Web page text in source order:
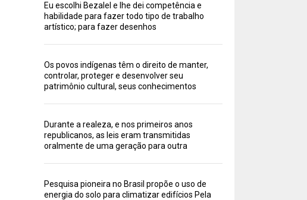
Eu escolhi Bezalel e lhe dei competência e
habilidade para fazer todo tipo de trabalho
artístico; para fazer desenhos
Os povos indígenas têm o direito de manter,
controlar, proteger e desenvolver seu
patrimônio cultural, seus conhecimentos
Durante a realeza, e nos primeiros anos
republicanos, as leis eram transmitidas
oralmente de uma geração para outra
Pesquisa pioneira no Brasil propõe o uso de
energia do solo para climatizar edifícios Pela